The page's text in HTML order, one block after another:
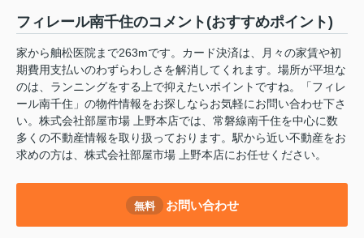
フィレール南千住のコメント(おすすめポイント)
家から舳松医院まで263mです。カード決済は、月々の家賃や初
期費用支払いのわずらわしさを解消してくれます。場所が平坦な
のは、ランニングをする上で抑えたいポイントですね。「フィレ
ール南千住」の物件情報をお探しならお気軽にお問い合わせ下さ
い。株式会社部屋市場 上野本店では、常磐線南千住を中心に数
多くの不動産情報を取り扱っております。駅から近い不動産をお
求めの方は、株式会社部屋市場 上野本店にお任せください。
無料 お問い合わせ